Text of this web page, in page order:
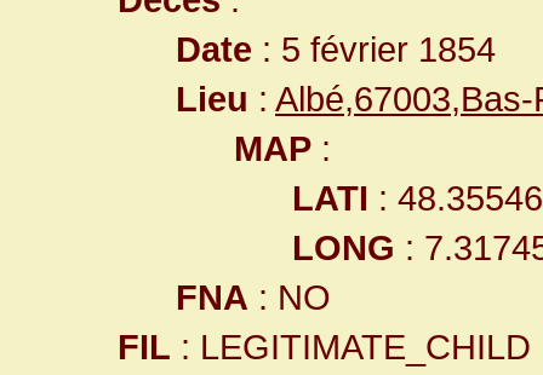
Date : 5 février 1854
Lieu :
MAP :
LATI :
LONG :
FNA : NO
FIL : LEGITIMATE_CHILD